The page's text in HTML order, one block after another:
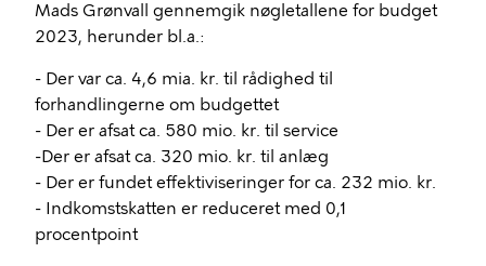
Mads Grønvall gennemgik nøgletallene for budget
2023, herunder bl.a.:
- Der var ca. 4,6 mia. kr. til rådighed til
forhandlingerne om budgettet
- Der er afsat ca. 580 mio. kr. til service
-Der er afsat ca. 320 mio. kr. til anlæg
- Der er fundet effektiviseringer for ca. 232 mio. kr.
- Indkomstskatten er reduceret med 0,1
procentpoint